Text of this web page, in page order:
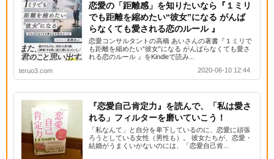
恋愛の「距離感」を知りたいなら『１ミリ
でも距離を縮めたい“彼女”になる がんば
らなくても愛される恋のルール 』
恋愛コンサルタントの高橋 あいさんの著書『１ミリで
も距離を縮めたい“彼女”になる がんばらなくても愛さ
れる恋のルール 』をKindleで読み...
teruo3.com
2020-06-10 12:44
『恋愛自己肯定力』を読んで、「私は愛さ
れる」フィルターを磨いていこう！
「私なんて」と自分を卑下しているのに、恋愛に頑張
ろうとしている女性（男性も）。 彼女たちが、恋愛・
結婚がうまくいかないのには、「恋愛自己肯...